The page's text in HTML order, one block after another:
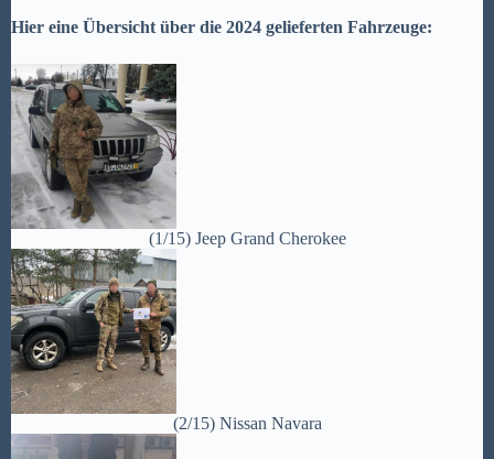
Hier eine Übersicht über die 2024 gelieferten Fahrzeuge:
(1/15) Jeep Grand Cherokee
(2/15) Nissan Navara